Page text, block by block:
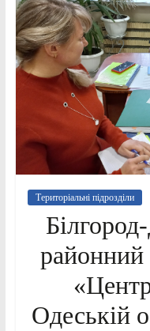
Територіальні підрозділи
районний
Одеській